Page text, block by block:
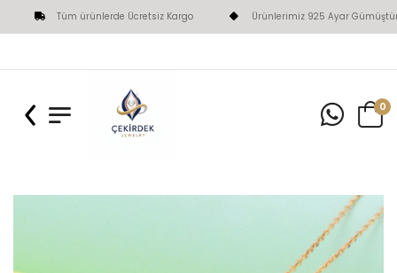
Tüm ürünlerde Ücretsiz Kargo Ürünlerimiz 925 Ayar Gümüştür
0